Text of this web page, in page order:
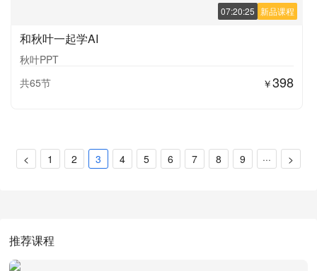
新品课程
07:20:25
和秋叶一起学AI
秋叶PPT
共65节
￥398
< 1 2 3 4 5 6 7 8 9 ··· >
推荐课程